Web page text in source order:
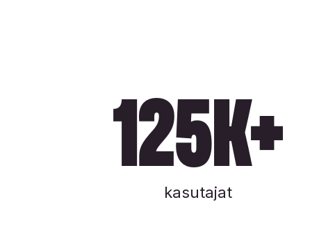
125k+
kasutajat